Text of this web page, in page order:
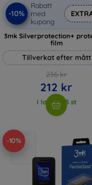
-10%
Rabatt
med
kupong
3mk Silverprotection+
film
Tillverkat efter mått
236 kr
212 kr
I lager > 5 st
-10%